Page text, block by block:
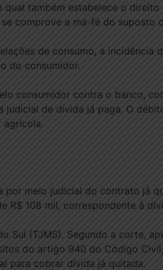
também estabelece o
comprove a má-fé do suposto
de consumo, a incidência
do consumidor.
consumidor contra o banco,
de dívida já paga. O
agrícola.
por meio judicial do contrato já
R$ 108 mil, correspondente à
Sul (TJMS). Segundo a corte,
do artigo 940 do Código
para cobrar dívida já quitada.